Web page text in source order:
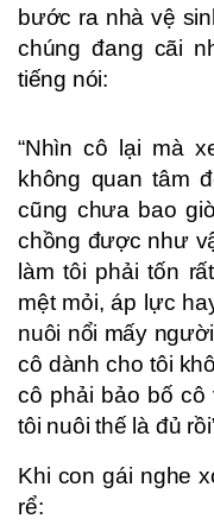
bước ra nhà vệ
chúng đang cãi
tiếng nói:
“Nhìn cô lại mà
không quan tâm
cũng chưa bao
chồng được như
làm tôi phải tốn
mệt mỏi, áp lực
nuôi nổi mấy
cô dành cho tôi
cô phải bảo bố cô
tôi nuôi thế là đủ
Khi con gái nghe
rể: